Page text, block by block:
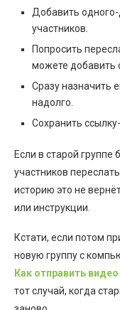
Добавить
участников.
Попросить
можете добавить
Сразу назначить
надолго.
Сохранить
Если в старой
участников
историю это не
или инструкции.
Кстати, если потом
новую группу с
Как отправить
тот случай, когда